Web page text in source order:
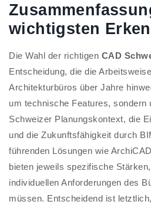
wichtigsten
Die Wahl der richtigen CAD
Entscheidung, die die
Architekturbüros über Jahre
um technische Features, sondern
Schweizer Planungskontext, die
und die Zukunftsfähigkeit durch
führenden Lösungen wie
bieten jeweils spezifische
individuellen Anforderungen des
müssen. Entscheidend ist